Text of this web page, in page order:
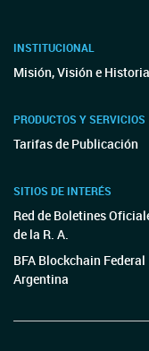
INSTITUCIONAL
Misión, Visión e Historia
PRODUCTOS Y SERVICIOS
Tarifas de Publicación
SITIOS DE INTERÉS
Red de Boletines
de la R. A.
BFA Blockchain Federal
Argentina